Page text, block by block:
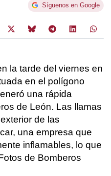
Síguenos en Google
la tarde del viernes en
en el polígono
una rápida
de León. Las llamas
de las
una empresa que
inflamables, lo que
de Bomberos